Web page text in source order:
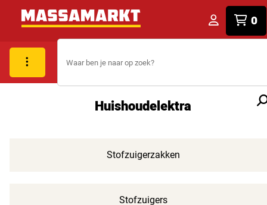
0
Huishoudelektra
Stofzuigerzakken
Stofzuigers